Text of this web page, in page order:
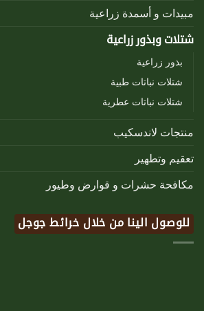
مبيدات و أسمدة زراعية
شتلات وبذور زراعية
بذور زراعية
شتلات نباتات طبية
شتلات نباتات عطرية
منتجات لاندسكيب
تعقيم وتطهير
مكافحة حشرات و قوارض وطيور
للوصول الينا من خلال خرائط جوجل